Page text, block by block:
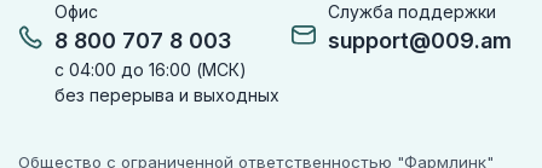
Офис
8 800 707 8 003
с 04:00 до 16:00 (МСК)
без перерыва и выходных
Служба поддержки
support@009.am
Общество с ограниченной ответственностью "Фармлинк"